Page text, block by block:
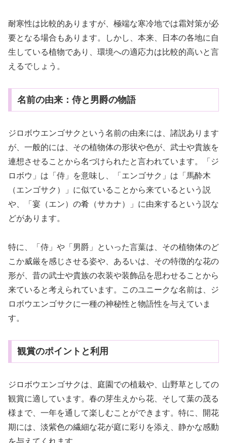
耐寒性は比較的ありますが、極端な寒冷地では霜対策が必
要となる場合もあります。しかし、本来、日本の各地に自
生している植物であり、環境への適応力は比較的高いと言
えるでしょう。
名前の由来：侍と男爵の物語
ジロボウエンゴサクという名前の由来には、諸説あります
が、一般的には、その植物体の形状や色が、武士や貴族を
連想させることから名づけられたと言われています。「ジ
ロボウ」は「侍」を意味し、「エンゴサク」は「馬酔木
（エンゴサク）」に似ていることから来ているという説
や、「宴（エン）の肴（サカナ）」に由来するという説な
どがあります。
特に、「侍」や「男爵」といった言葉は、その植物体のど
こか威厳を感じさせる姿や、あるいは、その特徴的な花の
形が、昔の武士や貴族の衣装や装飾品を思わせることから
来ていると考えられています。このユニークな名前は、ジ
ロボウエンゴサクに一種の神秘性と物語性を与えていま
す。
観賞のポイントと利用
ジロボウエンゴサクは、庭園での植栽や、山野草としての
観賞に適しています。春の芽生えから花、そして葉の茂る
様まで、一年を通して楽しむことができます。特に、開花
期には、淡紫色の繊細な花が庭に彩りを添え、静かな感動